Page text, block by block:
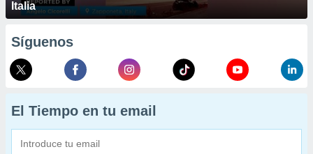
Italia
Síguenos
El Tiempo en tu email